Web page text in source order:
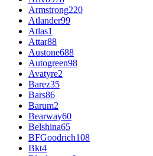
Armstrong220
Atlander99
Atlas1
Attar88
Austone688
Autogreen98
Avatyre2
Barez35
Bars86
Barum2
Bearway60
Belshina65
BFGoodrich108
Bkt4